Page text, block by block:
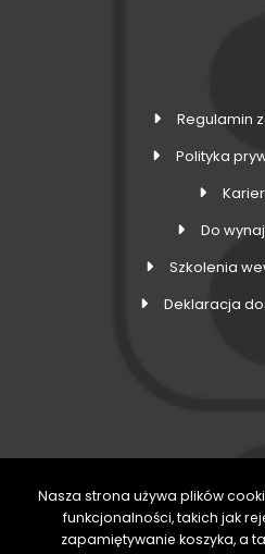
Regulamin
Polityka
Do
Szkolenia
Deklaracja
DOŁĄCZ
Nasza strona używa plików
funkcjonalności, takich jak
zapamiętywanie koszyka, a